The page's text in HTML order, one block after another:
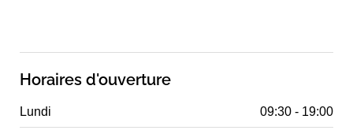
Horaires d'ouverture
Lundi 09:30 - 19:00